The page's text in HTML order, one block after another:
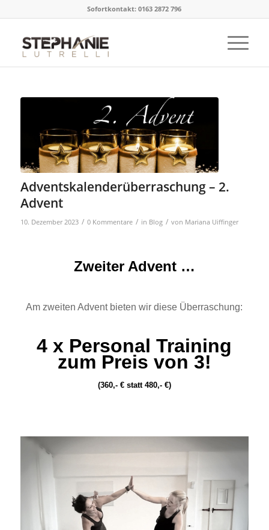
Sofortkontakt: 0163 2872 796
Adventskalenderüberraschung – 2.
Advent
10. Dezember 2023 / 0 Kommentare / in Blog / von Mariana Uiffinger
Zweiter Advent …
Am zweiten Advent bieten wir diese Überraschung:
4 x Personal Training
zum Preis von 3!
(360,- € statt 480,- €)